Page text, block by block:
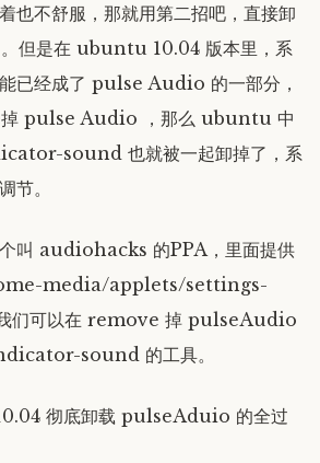
也不舒服，那就用第二招吧，直接卸
但是在 ubuntu 10.04 版本里，系
已经成了 pulse Audio 的一部分，
pulse Audio ，那么 ubuntu 中
sound 也就被一起卸掉了，系
节。
叫 audiohacks 的PPA，里面提供
media/applets/settings-
们可以在 remove 掉 pulseAudio
sound 的工具。
彻底卸载 pulseAduio 的全过